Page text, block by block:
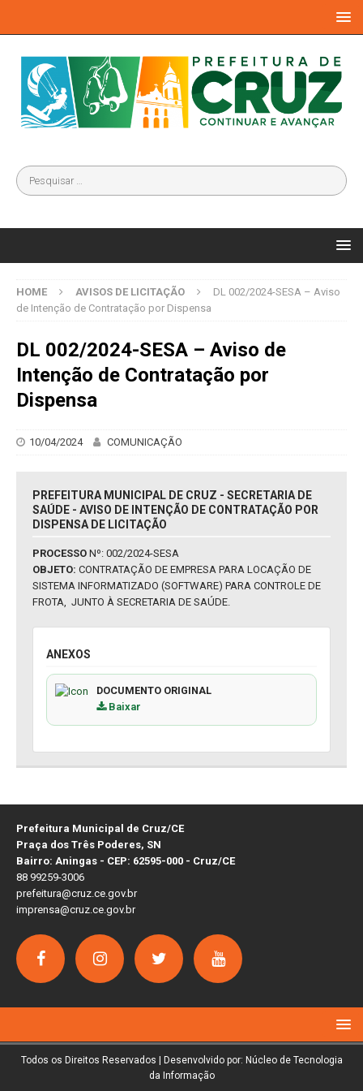
HOME AVISOS DE LICITAÇÃO
DL 002/2024-SESA – Aviso
de Intenção de Contratação por Dispensa
DL 002/2024-SESA – Aviso de
Intenção de Contratação por
Dispensa
10/04/2024 COMUNICAÇÃO
PREFEITURA MUNICIPAL DE CRUZ - SECRETARIA DE
SAÚDE - AVISO DE INTENÇÃO DE CONTRATAÇÃO POR
DISPENSA DE LICITAÇÃO
PROCESSO Nº: 002/2024-SESA
OBJETO: CONTRATAÇÃO DE EMPRESA PARA LOCAÇÃO DE
SISTEMA INFORMATIZADO (SOFTWARE) PARA CONTROLE DE
FROTA, JUNTO À SECRETARIA DE SAÚDE.
ANEXOS
DOCUMENTO ORIGINAL
Baixar
Prefeitura Municipal de Cruz/CE
Praça dos Três Poderes, SN
Bairro: Aningas - CEP: 62595-000 - Cruz/CE
88 99259-3006
prefeitura@cruz.ce.gov.br
imprensa@cruz.ce.gov.br
Todos os Direitos Reservados | Desenvolvido por: Núcleo de Tecnologia
da Informação